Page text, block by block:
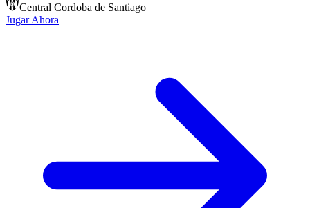
Central Cordoba de Santiago
Jugar Ahora